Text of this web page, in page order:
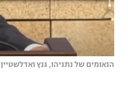
הנאומים של נתניהו, גנץ ואדלשטיין